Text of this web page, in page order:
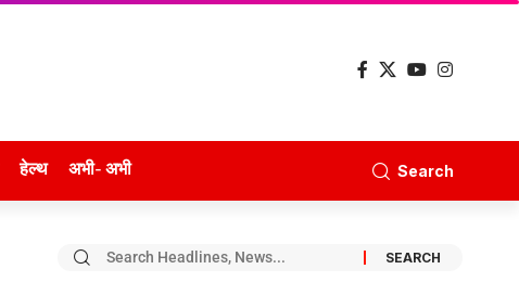
हेल्थ अभी- अभी Search